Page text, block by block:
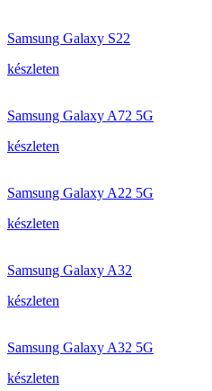
Samsung Galaxy S22
készleten
Samsung Galaxy A72 5G
készleten
Samsung Galaxy A22 5G
készleten
Samsung Galaxy A32
készleten
Samsung Galaxy A32 5G
készleten